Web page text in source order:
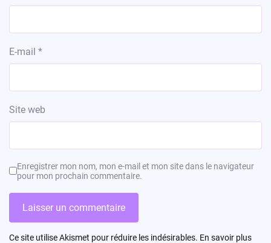
E-mail *
Site web
Enregistrer mon nom, mon e-mail et mon site dans le navigateur
pour mon prochain commentaire.
Ce site utilise Akismet pour réduire les indésirables. En savoir plus